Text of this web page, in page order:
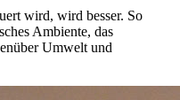
wird, wird besser. So
Ambiente, das
Umwelt und